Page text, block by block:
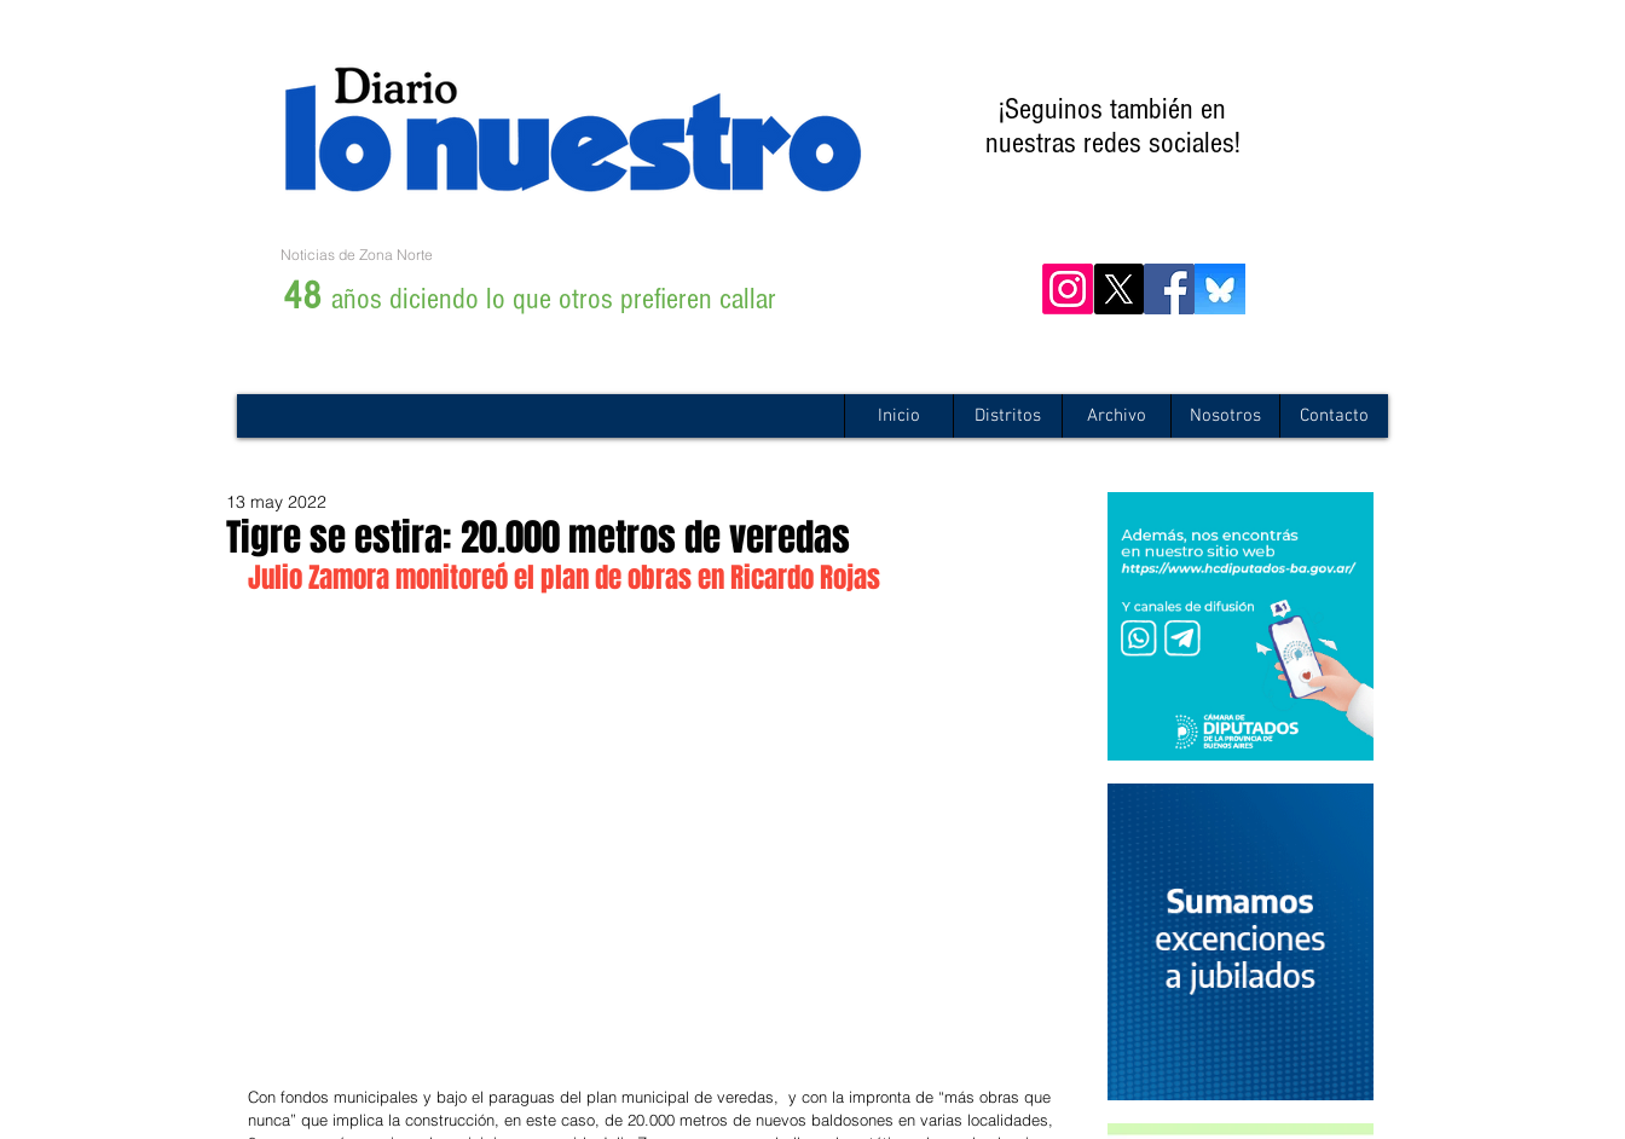
¡Seguinos también en
nuestras redes sociales!
Noticias de Zona Norte
48 años diciendo lo que otros prefieren callar
Inicio Distritos Archivo Nosotros Contacto
Tigre se estira: 20.000 metros de veredas
13 may 2022
Julio Zamora monitoreó el plan de obras en Ricardo Rojas
Con fondos municipales y bajo el paraguas del plan municipal de veredas,  y con la impronta de “más obras que
nunca” que implica la construcción, en este caso, de 20.000 metros de nuevos baldosones en varias localidades,